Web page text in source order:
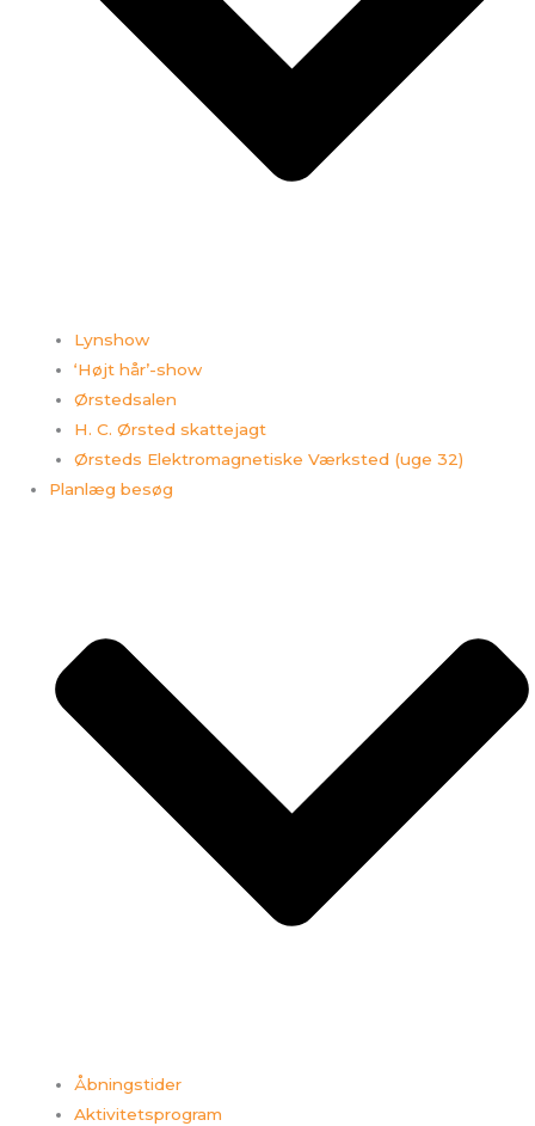
Lynshow
‘Højt hår’-show
Ørstedsalen
H. C. Ørsted skattejagt
Ørsteds Elektromagnetiske Værksted (uge 32)
Planlæg besøg
Åbningstider
Aktivitetsprogram